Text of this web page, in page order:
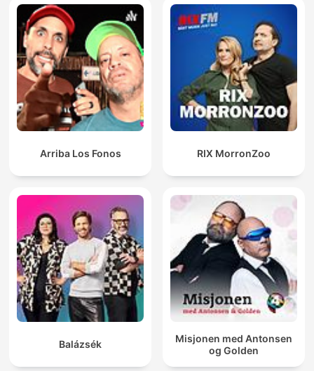
Arriba Los Fonos RIX MorronZoo
Balázsék
Misjonen med Antonsen
og Golden